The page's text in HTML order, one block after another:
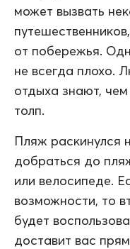
может вызвать
от побережья.
не всегда плохо.
отдыха знают,
толп.
Пляж раскинулся
добраться до
или велосипеде.
возможности, то
будет
доставит вас